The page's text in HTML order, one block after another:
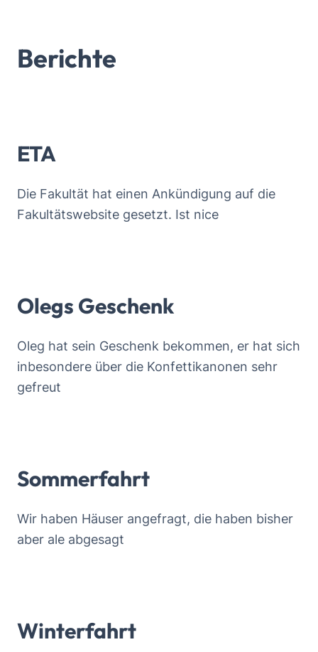
Berichte
ETA
Die Fakultät hat einen Ankündigung auf die
Fakultätswebsite gesetzt. Ist nice
Olegs Geschenk
Oleg hat sein Geschenk bekommen, er hat sich
inbesondere über die Konfettikanonen sehr
gefreut
Sommerfahrt
Wir haben Häuser angefragt, die haben bisher
aber ale abgesagt
Winterfahrt